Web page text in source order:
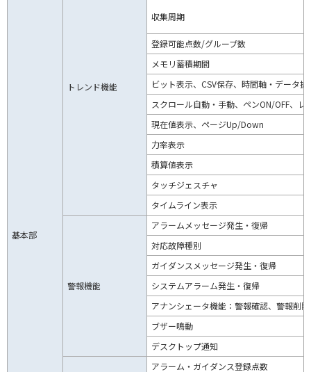
基本部
トレンド機能
収集周期
登録可能点数/グループ数
メモリ蓄積期間
ビット表示、CSV保存、時間軸・データ
スクロール自動・手動、ペンON/OFF、
現在値表示、ページUp/Down
力率表示
積算値表示
タッチジェスチャ
タイムライン表示
警報機能
アラームメッセージ発生・復帰
対応故障種別
ガイダンスメッセージ発生・復帰
システムアラーム発生・復帰
アナンシェータ機能：警報確認、警報削
ブザー鳴動
デスクトップ通知
アラーム・ガイダンス登録点数